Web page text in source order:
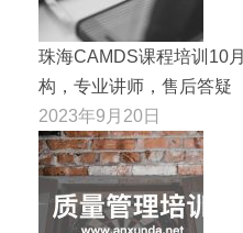
珠海CAMDS课程培训10
构，专业讲师，售后答疑
2023年9月20日